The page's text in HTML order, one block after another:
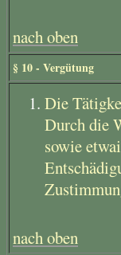
nach oben
§ 10 - Vergütung
Die
Durch die
sowie
nach oben